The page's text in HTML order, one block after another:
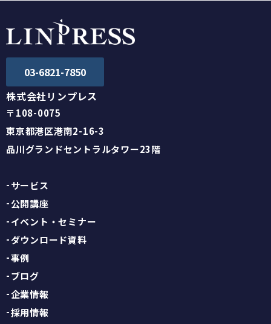
03-6821-7850
株式会社リンプレス
〒108-0075
東京都港区港南2-16-3
品川グランドセントラルタワー23階
サービス
公開講座
イベント・セミナー
ダウンロード資料
事例
ブログ
企業情報
採用情報